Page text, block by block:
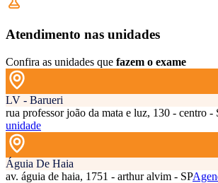
Atendimento nas unidades
Confira as unidades que fazem o exame
LV - Barueri
rua professor joão da mata e luz, 130 - centro -
unidade
Águia De Haia
av. águia de haia, 1751 - arthur alvim - SP